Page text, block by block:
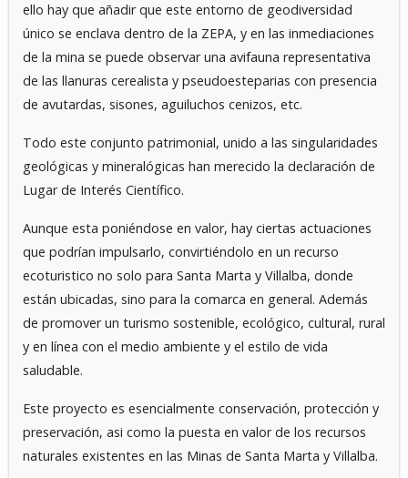
ello hay que añadir que este entorno de geodiversidad
único se enclava dentro de la ZEPA, y en las inmediaciones
de la mina se puede observar una avifauna representativa
de las llanuras cerealista y pseudoesteparias con presencia
de avutardas, sisones, aguiluchos cenizos, etc.
Todo este conjunto patrimonial, unido a las singularidades
geológicas y mineralógicas han merecido la declaración de
Lugar de Interés Científico.
Aunque esta poniéndose en valor, hay ciertas actuaciones
que podrían impulsarlo, convirtiéndolo en un recurso
ecoturistico no solo para Santa Marta y Villalba, donde
están ubicadas, sino para la comarca en general. Además
de promover un turismo sostenible, ecológico, cultural, rural
y en línea con el medio ambiente y el estilo de vida
saludable.
Este proyecto es esencialmente conservación, protección y
preservación, asi como la puesta en valor de los recursos
naturales existentes en las Minas de Santa Marta y Villalba.